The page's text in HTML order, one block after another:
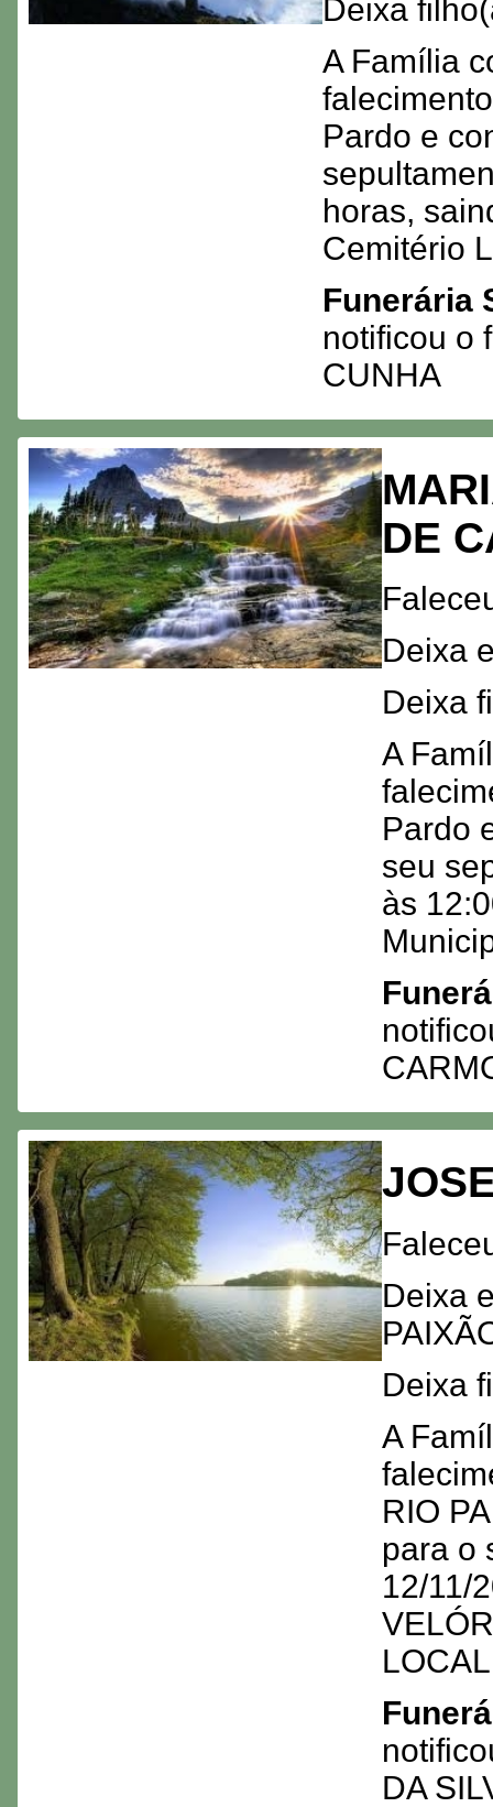
Deixa
A Família
Pardo e
horas,
Cemitério
Funerária
notificou o
CUNHA
DE
Deixa
Deixa
A
Pardo
seu
às
Deixa
Deixa
A
RIO
para o
12/11/
LOCAL
DA